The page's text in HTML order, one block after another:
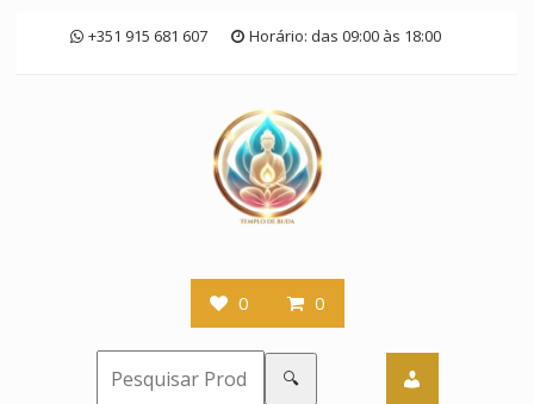
+351 915 681 607 Horário: das 09:00 às 18:00
0 0
🔍